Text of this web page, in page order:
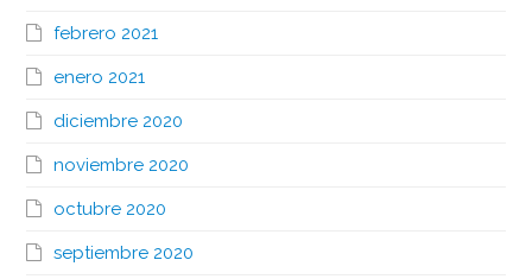
febrero 2021
enero 2021
diciembre 2020
noviembre 2020
octubre 2020
septiembre 2020